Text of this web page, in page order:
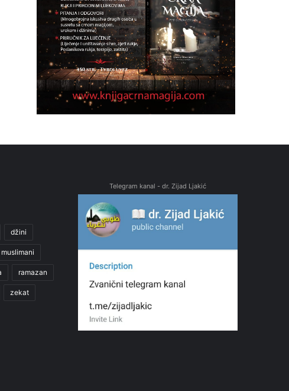
džini
muslimani
ramazan
zekat
Telegram kanal - dr. Zijad Ljakić